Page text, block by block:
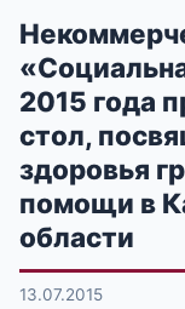
2015 года
стол,
здоровья
помощи в
области
13.07.2015